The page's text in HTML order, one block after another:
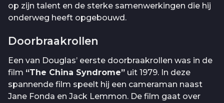
op zijn talent en de sterke samenwerkingen die hij
onderweg heeft opgebouwd.
Doorbraakrollen
Een van Douglas’ eerste doorbraakrollen was in de
film “The China Syndrome” uit 1979. In deze
spannende film speelt hij een cameraman naast
Jane Fonda en Jack Lemmon. De film gaat over